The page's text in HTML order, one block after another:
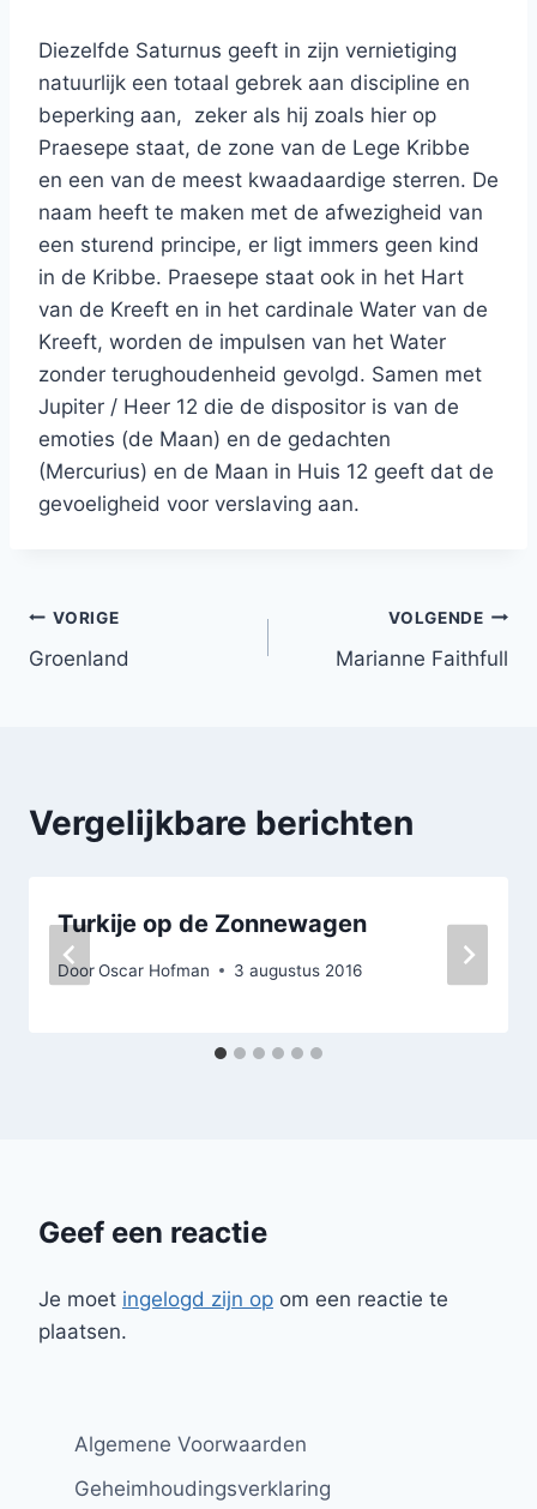
Diezelfde Saturnus geeft in zijn vernietiging
natuurlijk een totaal gebrek aan discipline en
beperking aan, zeker als hij zoals hier op
Praesepe staat, de zone van de Lege Kribbe
en een van de meest kwaadaardige sterren. De
naam heeft te maken met de afwezigheid van
een sturend principe, er ligt immers geen kind
in de Kribbe. Praesepe staat ook in het Hart
van de Kreeft en in het cardinale Water van de
Kreeft, worden de impulsen van het Water
zonder terughoudenheid gevolgd. Samen met
Jupiter / Heer 12 die de dispositor is van de
emoties (de Maan) en de gedachten
(Mercurius) en de Maan in Huis 12 geeft dat de
gevoeligheid voor verslaving aan.
Bericht
navigatie
VORIGE
Groenland
VOLGENDE
Marianne Faithfull
Vergelijkbare berichten
Turkije op de Zonnewagen
DoorOscar Hofman 3 augustus 2016
Geef een reactie
Je moet ingelogd zijn op om een reactie te
plaatsen.
Algemene Voorwaarden
Geheimhoudingsverklaring